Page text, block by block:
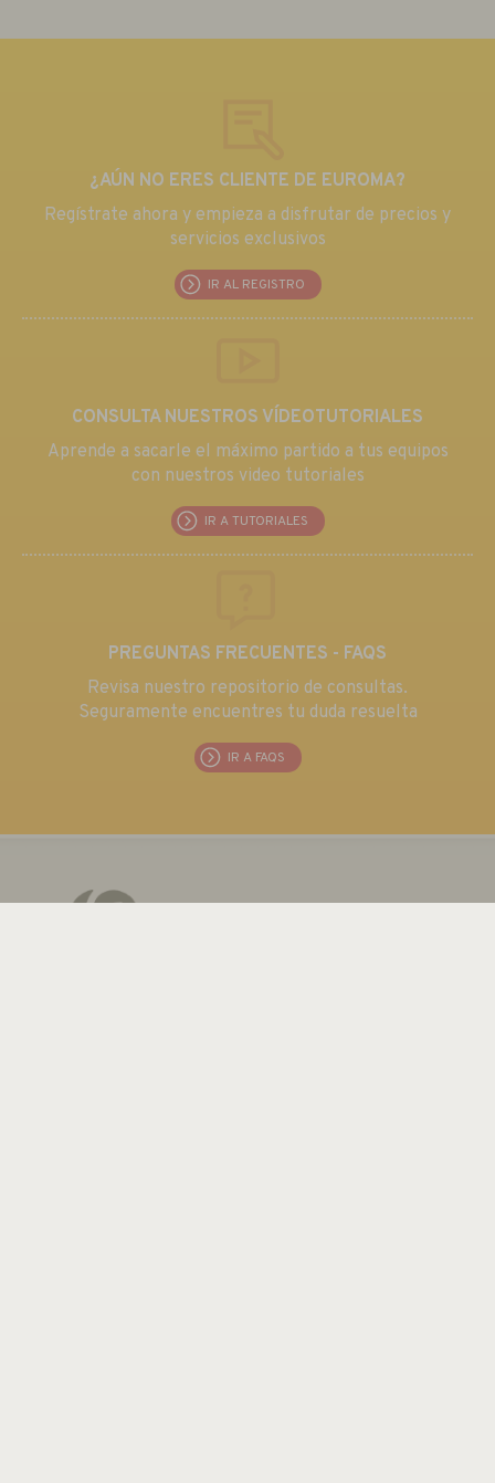
¿AÚN NO ERES CLIENTE DE EUROMA?
Regístrate ahora y empieza a disfrutar de precios y
servicios exclusivos
IR AL REGISTRO
CONSULTA NUESTROS VÍDEOTUTORIALES
Aprende a sacarle el máximo partido a tus equipos
con nuestros video tutoriales
IR A TUTORIALES
PREGUNTAS FRECUENTES - FAQS
Revisa nuestro repositorio de consultas.
Seguramente encuentres tu duda resuelta
IR A FAQS